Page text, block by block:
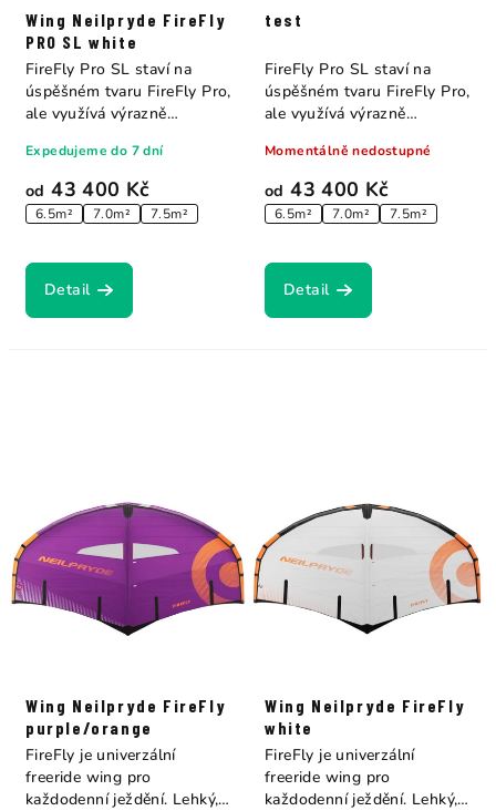
Wing Neilpryde FireFly
PRO SL white
od 43 400 Kč
6.5m² 7.0m² 7.5m²
Expedujeme do 7 dní
Detail
FireFly Pro SL staví na
úspěšném tvaru FireFly Pro,
ale využívá výrazně
test
od 43 400 Kč
6.5m² 7.0m² 7.5m²
Momentálně nedostupné
Detail
FireFly Pro SL staví na
úspěšném tvaru FireFly Pro,
ale využívá výrazně
Wing Neilpryde FireFly
purple/orange
FireFly je univerzální
freeride wing pro
každodenní ježdění. Lehký,
Wing Neilpryde FireFly
white
FireFly je univerzální
freeride wing pro
každodenní ježdění. Lehký,